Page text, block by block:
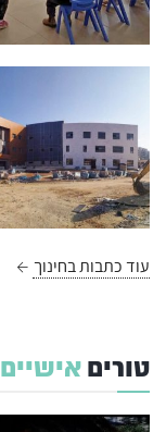
עוד כתבות בחינוך
טוריםאישיים